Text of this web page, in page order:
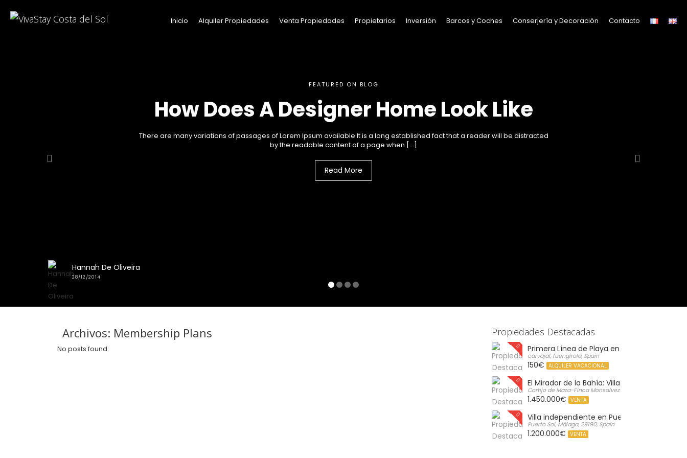
FEATURED ON BLOG
How Does A Designer Home Look Like
There are many variations of passages of Lorem Ipsum available It is a long established fact that a reader will be distracted
by the readable content of a page when […]
Read More
Hannah De Oliveira
28/12/2014
Inicio Alquiler Propiedades Venta Propiedades Propietarios Inversión Barcos y Coches Conserjería y Decoración Contacto
Archivos: Membership Plans
No posts found.
Propiedades Destacadas
Primera Línea de Playa en Carvajal: Vistas al
carvajal, fuengirola, Spain
150€ ALQUILER VACACIONAL
El Mirador de la Bahía: Villa de Lujo con
Cortijo de Maza-Finca Monsalvez-El Olivar,, Malaga, Spain
1.450.000€ VENTA
Villa independiente en Puerto de la Torre,
Puerto Sol, Málaga, 29190, Spain
1.200.000€ VENTA